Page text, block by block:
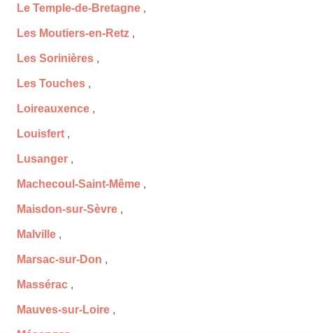
Le Temple-de-Bretagne ,
Les Moutiers-en-Retz ,
Les Sorinières ,
Les Touches ,
Loireauxence ,
Louisfert ,
Lusanger ,
Machecoul-Saint-Même ,
Maisdon-sur-Sèvre ,
Malville ,
Marsac-sur-Don ,
Massérac ,
Mauves-sur-Loire ,